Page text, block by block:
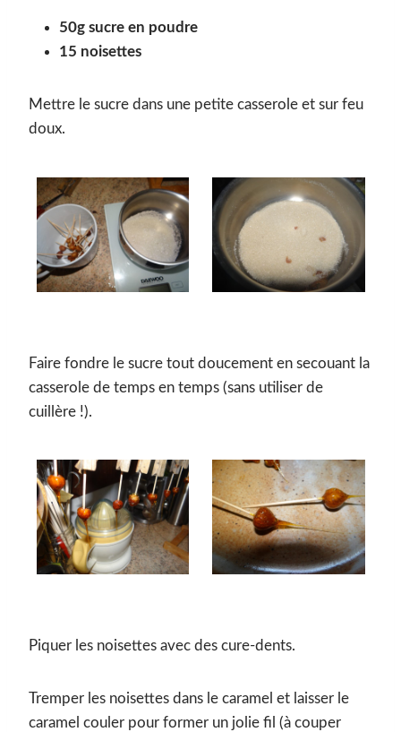
50g sucre en poudre
15 noisettes
Mettre le sucre dans une petite casserole et sur feu
doux.
Faire fondre le sucre tout doucement en secouant la
casserole de temps en temps (sans utiliser de
cuillère !).
Piquer les noisettes avec des cure-dents.
Tremper les noisettes dans le caramel et laisser le
caramel couler pour former un jolie fil (à couper